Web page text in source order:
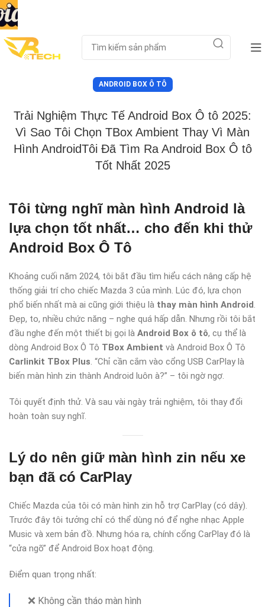
ANDROID BOX Ô TÔ
Trải Nghiệm Thực Tế Android Box Ô tô 2025:
Vì Sao Tôi Chọn TBox Ambient Thay Vì Màn
Hình AndroidTôi Đã Tìm Ra Android Box Ô tô
Tốt Nhất 2025
Tôi từng nghĩ màn hình Android là
lựa chọn tốt nhất… cho đến khi thử
Android Box Ô Tô
Khoảng cuối năm 2024, tôi bắt đầu tìm hiểu cách nâng cấp hệ
thống giải trí cho chiếc Mazda 3 của mình. Lúc đó, lựa chọn
phổ biến nhất mà ai cũng giới thiệu là thay màn hình Android.
Đẹp, to, nhiều chức năng – nghe quá hấp dẫn. Nhưng rồi tôi bắt
đầu nghe đến một thiết bị gọi là Android Box ô tô, cụ thể là
dòng Android Box Ô Tô TBox Ambient và Android Box Ô Tô
Carlinkit TBox Plus. “Chỉ cần cắm vào cổng USB CarPlay là
biến màn hình zin thành Android luôn à?” – tôi ngờ ngợ.
Tôi quyết định thử. Và sau vài ngày trải nghiệm, tôi thay đổi
hoàn toàn suy nghĩ.
Lý do nên giữ màn hình zin nếu xe
bạn đã có CarPlay
Chiếc Mazda của tôi có màn hình zin hỗ trợ CarPlay (có dây).
Trước đây tôi tưởng chỉ có thể dùng nó để nghe nhạc Apple
Music và xem bản đồ. Nhưng hóa ra, chính cổng CarPlay đó là
“cửa ngõ” để Android Box hoạt động.
Điểm quan trọng nhất:
❌ Không cần tháo màn hình